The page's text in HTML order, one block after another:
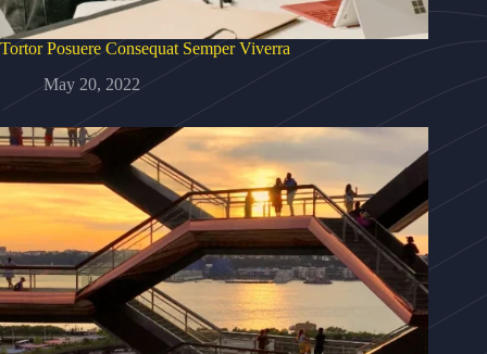
Tortor Posuere Consequat Semper Viverra
May 20, 2022